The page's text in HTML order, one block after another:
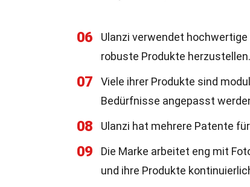
06
Ulanzi verwendet
robuste Produkte herzustellen.
07
Viele ihrer Produkte sind
Bedürfnisse angepasst
08 Ulanzi hat mehrere Patente
09
Die Marke arbeitet eng mit
und ihre Produkte